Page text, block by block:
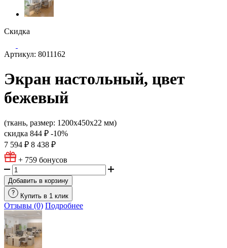
Скидка
Артикул: 8011162
Экран настольный, цвет
бежевый
(ткань, размер: 1200х450х22 мм)
скидка 844 ₽ -10%
7 594 ₽ 8 438 ₽
+ 759 бонусов
Добавить в корзину
Купить в 1 клик
Отзывы (0) Подробнее